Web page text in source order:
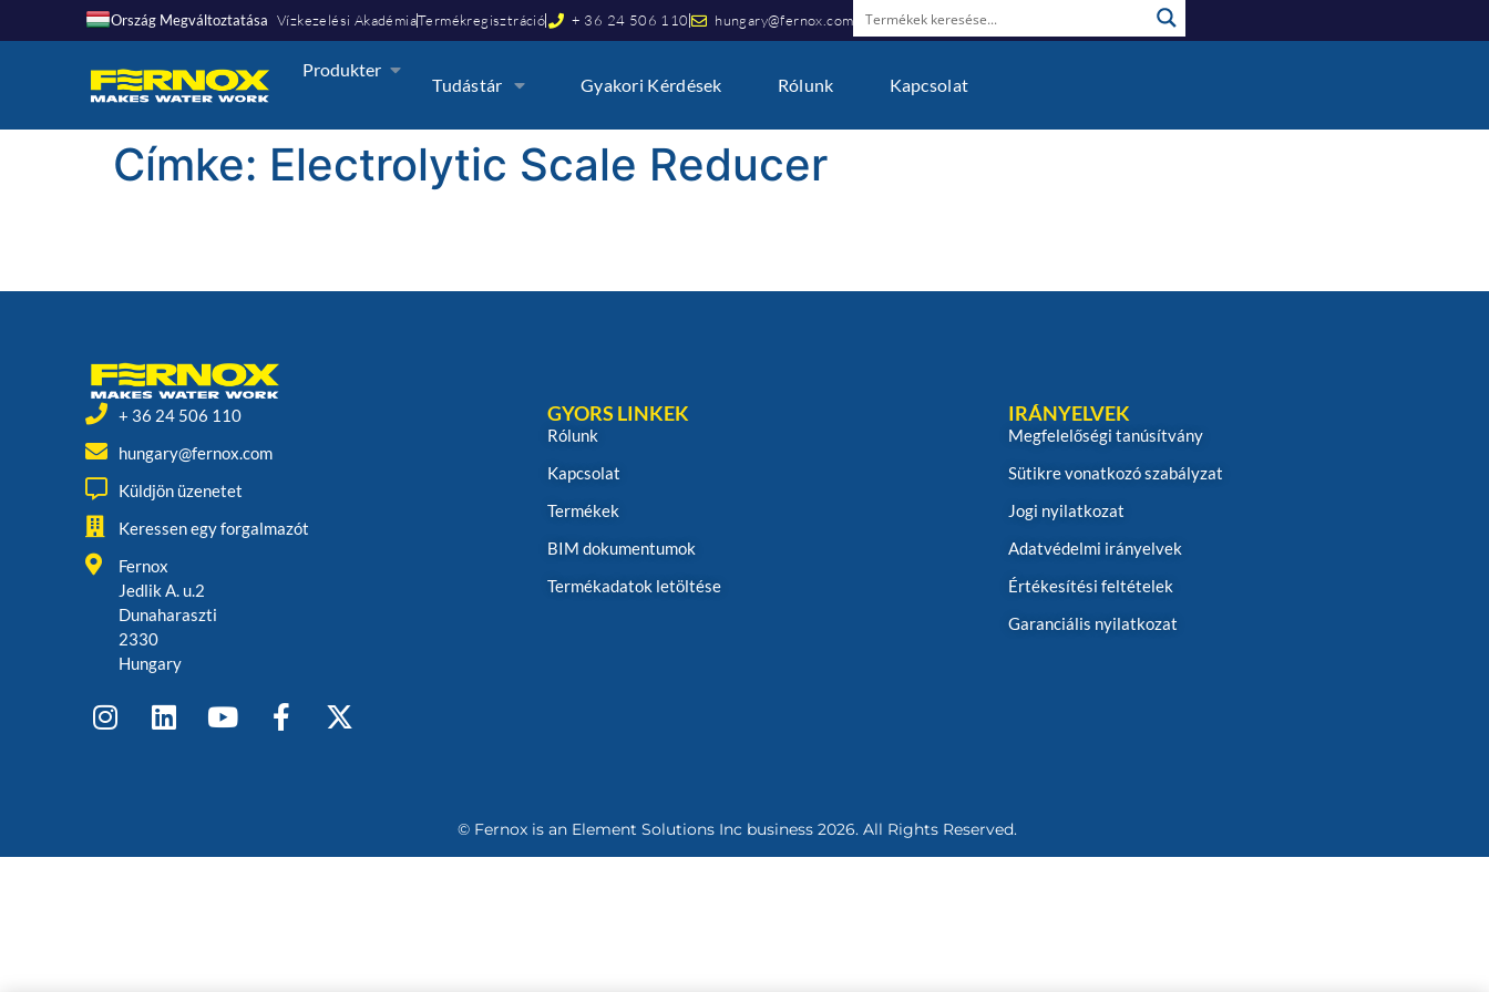
Ország Megváltoztatása Vízkezelési AkadémiaTermékregisztráció + 36 24 506 110 hungary@fernox.com
Produkter
Tudástár Gyakori Kérdések Rólunk Kapcsolat
Címke: Electrolytic Scale Reducer
+ 36 24 506 110
hungary@fernox.com
Küldjön üzenetet
Keressen egy forgalmazót
Fernox
Jedlik A. u.2
Dunaharaszti
2330
Hungary
GYORS LINKEK
Rólunk
Kapcsolat
Termékek
BIM dokumentumok
Termékadatok letöltése
IRÁNYELVEK
Megfelelőségi tanúsítvány
Sütikre vonatkozó szabályzat
Jogi nyilatkozat
Adatvédelmi irányelvek
Értékesítési feltételek
Garanciális nyilatkozat
© Fernox is an Element Solutions Inc business 2026. All Rights Reserved.